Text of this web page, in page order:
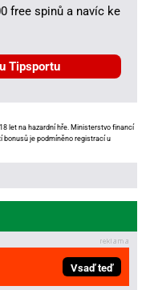
free spinů a navíc ke
Tipsportu
let na hazardní hře. Ministerstvo financí
bonusů je podmíněno registrací u
Vsaď teď